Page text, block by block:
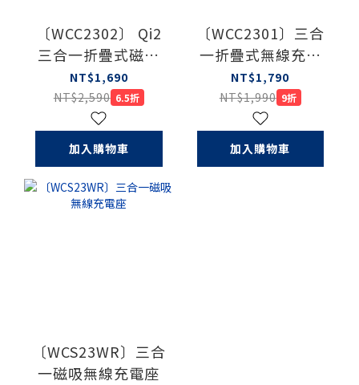
〔WCC2302〕 Qi2
三合一折疊式磁吸
無線充電座
NT$1,690
NT$2,590 6.5折
加入購物車
〔WCC2301〕三合
一折疊式無線充電
器
NT$1,790
NT$1,990 9折
加入購物車
〔WCS23WR〕三合
一磁吸無線充電座